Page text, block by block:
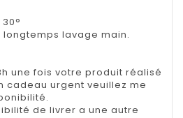
lavage main.
une fois votre produit réalisé
cadeau urgent veuillez me
de livrer a une autre